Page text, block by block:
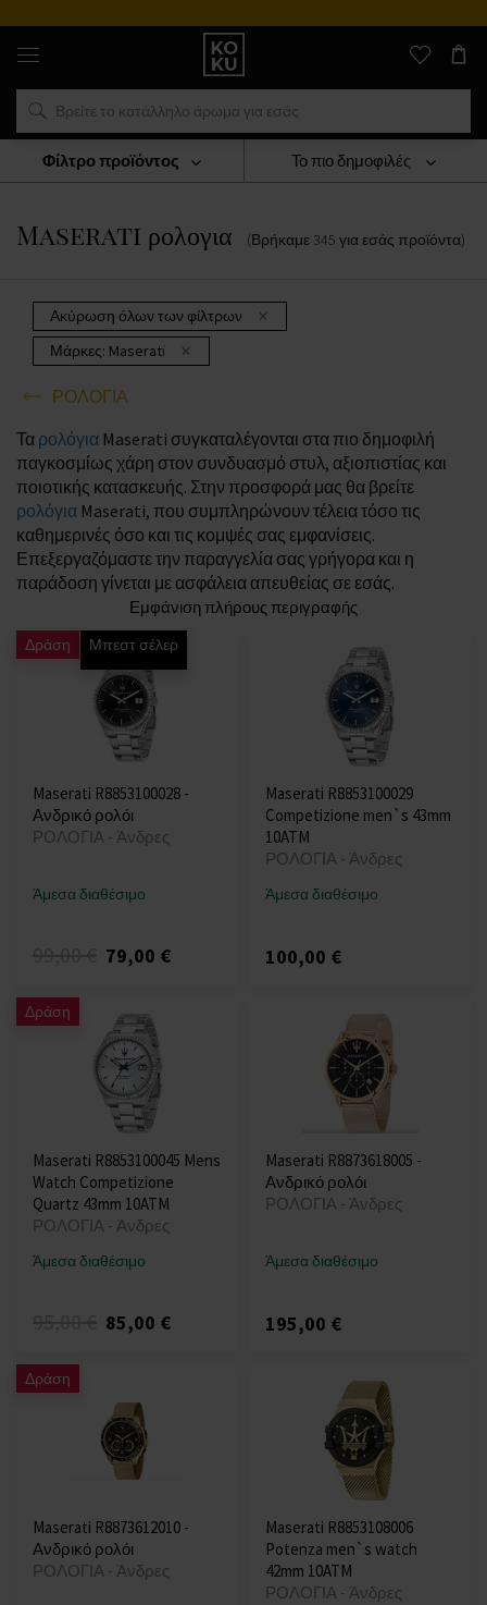
Αυθεντικά
αρώματα
και
ρολόγια
σε
μέρος
ΡΟΛΟΓΙΑ
Maserati Ρολογια
Maserati ρολογια (Βρήκαμε 345 για εσάς προϊόντα)
Το πιο δημοφιλές
Ακύρωση όλων των φίλτρων
Μάρκες: Maserati
ΡΟΛΟΓΙΑ
Φίλτρο προϊόντος
Τα ρολόγια Maserati συγκαταλέγονται στα πιο δημοφιλή
παγκοσμίως χάρη στον συνδυασμό στυλ, αξιοπιστίας και
ποιοτικής κατασκευής. Στην προσφορά μας θα βρείτε
ρολόγια Maserati, που συμπληρώνουν τέλεια τόσο τις
καθημερινές όσο και τις κομψές σας εμφανίσεις.
Επεξεργαζόμαστε την παραγγελία σας γρήγορα και η
παράδοση γίνεται με ασφάλεια απευθείας σε εσάς.
Εμφάνιση πλήρους περιγραφής
Δράση Μπεστ σέλερ
Maserati R8853100028 -
Ανδρικό ρολόι
ΡΟΛΟΓΙΑ - Άνδρες
Άμεσα διαθέσιμο
79,00 €
Maserati R8853100029
Competizione men`s 43mm
10ATM
ΡΟΛΟΓΙΑ - Άνδρες
Άμεσα διαθέσιμο
100,00 €
Δράση
Maserati R8853100045 Mens
Watch Competizione
Quartz 43mm 10ATM
ΡΟΛΟΓΙΑ - Άνδρες
Άμεσα διαθέσιμο
85,00 €
Maserati R8873618005 -
Ανδρικό ρολόι
ΡΟΛΟΓΙΑ - Άνδρες
Άμεσα διαθέσιμο
195,00 €
Δράση
Maserati R8873612010 -
Ανδρικό ρολόι
ΡΟΛΟΓΙΑ - Άνδρες
Maserati R8853108006
Potenza men`s watch
42mm 10ATM
ΡΟΛΟΓΙΑ - Άνδρες